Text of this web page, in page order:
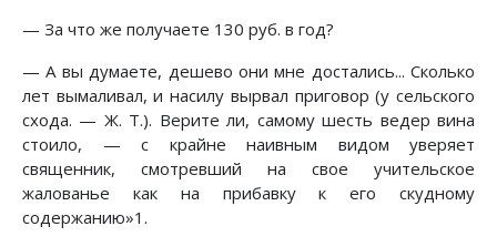
— За что же получаете 130 руб. в год?
— А вы думаете, дешево они мне достались... Сколько
лет вымаливал, и насилу вырвал приговор (у сельского
схода. — Ж. Т.). Верите ли, самому шесть ведер вина
стоило, — с крайне наивным видом уверяет
священник, смотревший на свое учительское
жалованье как на прибавку к его скудному
содержанию»1.